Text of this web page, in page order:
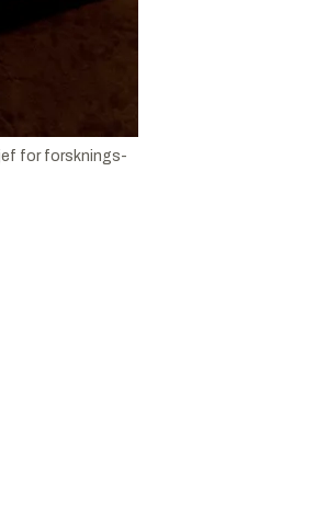
for forsknings-